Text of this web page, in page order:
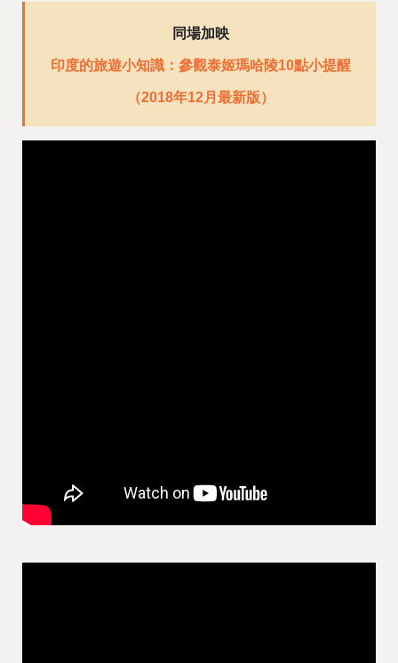
同場加映
印度的旅遊小知識：參觀泰姬瑪哈陵10點小提醒
（2018年12月最新版）